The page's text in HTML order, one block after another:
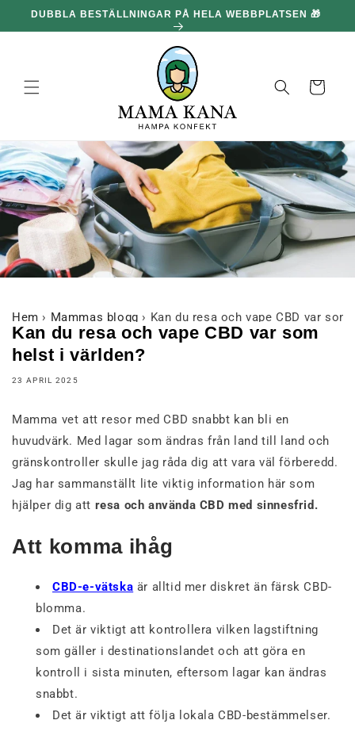
och gå
DUBBLA BESTÄLLNINGAR PÅ HELA WEBBPLATSEN 🎁
Korg
Hem › Mammas blogg › Kan du resa och vape CBD var
Kan du resa och vape CBD var som
helst i världen?
23 APRIL 2025
Mamma vet att resor med CBD snabbt kan bli en
huvudvärk. Med lagar som ändras från land till land och
gränskontroller skulle jag råda dig att vara väl förberedd.
Jag har sammanställt lite viktig information här som
hjälper dig att resa och använda CBD med sinnesfrid.
Att komma ihåg
CBD-e-vätska är alltid mer diskret än färsk CBD-
blomma.
Det är viktigt att kontrollera vilken lagstiftning
som gäller i destinationslandet och att göra en
kontroll i sista minuten, eftersom lagar kan ändras
snabbt.
Det är viktigt att följa lokala CBD-bestämmelser.